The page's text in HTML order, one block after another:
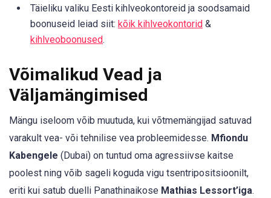
Täieliku valiku Eesti kihlveokontoreid ja soodsamaid
boonuseid leiad siit: kõik kihlveokontorid &
kihlveoboonused.
Võimalikud Vead ja
Väljamängimised
Mängu iseloom võib muutuda, kui võtmemängijad satuvad
varakult vea- või tehnilise vea probleemidesse. Mfiondu
Kabengele (Dubai) on tuntud oma agressiivse kaitse
poolest ning võib sageli koguda vigu tsentripositsioonilt,
eriti kui satub duelli Panathinaikose Mathias Lessort’iga.